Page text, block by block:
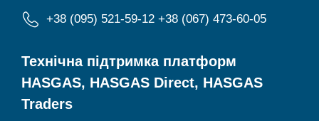
+38 (095) 521-59-12 +38 (067) 473-60-05
Технічна підтримка платформ
HASGAS, HASGAS Direct, HASGAS
Traders